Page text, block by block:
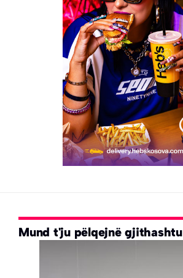
Mund t'ju pëlqejnë gjithashtu